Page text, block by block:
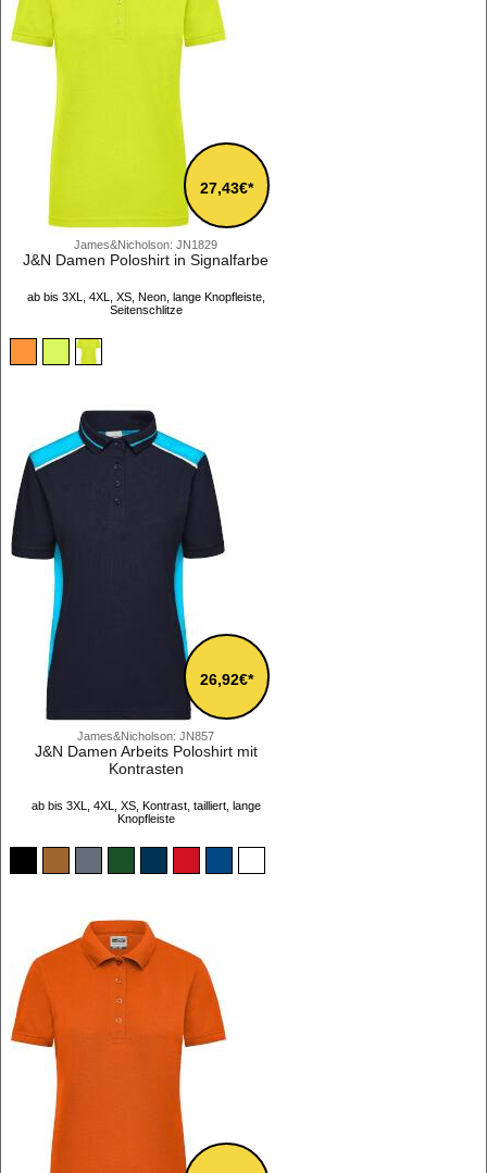
James&Nicholson: JN1829
27,43€*
J&N Damen Poloshirt in Signalfarbe
ab bis 3XL, 4XL, XS, Neon, lange Knopfleiste,
Seitenschlitze
James&Nicholson: JN857
26,92€*
J&N Damen Arbeits Poloshirt mit
Kontrasten
ab bis 3XL, 4XL, XS, Kontrast, tailliert, lange
Knopfleiste